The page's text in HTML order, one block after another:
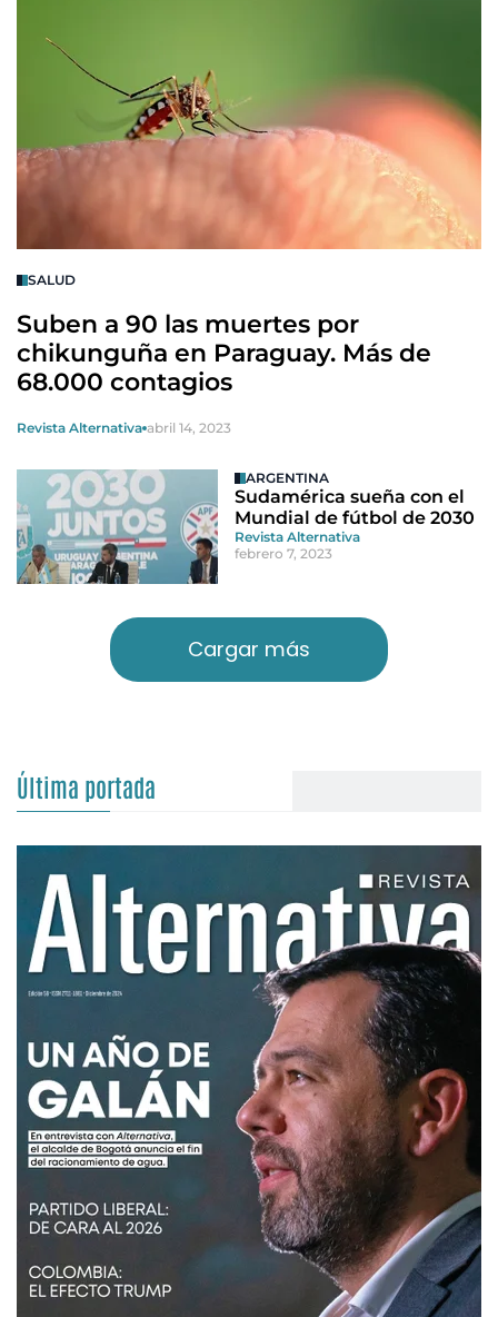
SALUD
Suben a 90 las muertes por
chikunguña en Paraguay. Más de
68.000 contagios
Revista Alternativa abril 14, 2023
ARGENTINA
Sudamérica sueña con el
Mundial de fútbol de 2030
Revista Alternativa
febrero 7, 2023
Cargar más
Última portada